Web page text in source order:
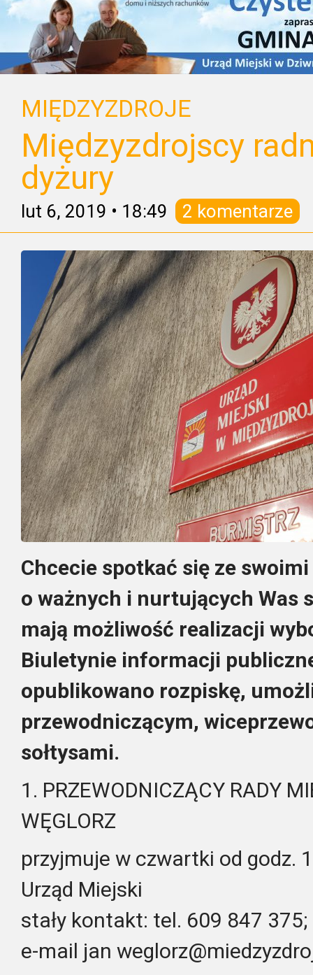
MIĘDZYZDROJE
Międzyzdrojscy
dyżury
lut 6, 2019 • 18:49 2 komentarze
Chcecie spotkać się ze
o ważnych i nurtujących Was
mają możliwość realizacji
Biuletynie informacji
opublikowano rozpiskę,
przewodniczącym,
sołtysami.
1. PRZEWODNICZĄCY RADY
WĘGLORZ
przyjmuje w czwartki od godz.
Urząd Miejski
stały kontakt: tel. 609 847 375;
e-mail jan